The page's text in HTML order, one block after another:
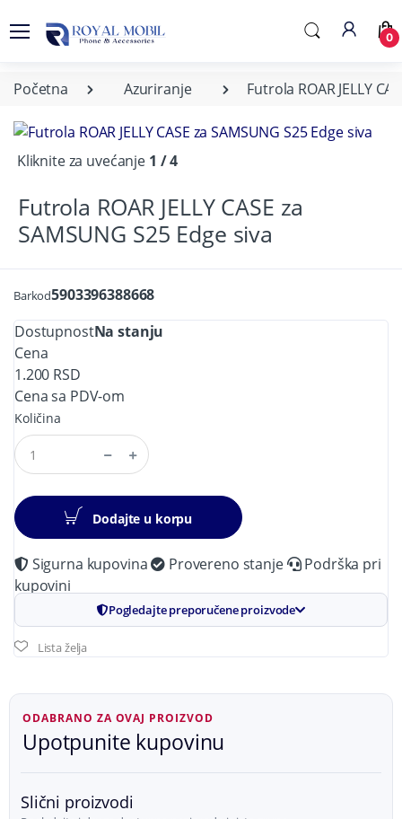
0
Početna Azuriranje Futrola ROAR JELLY
Kliknite za uvećanje 1 / 4
Futrola ROAR JELLY CASE za
SAMSUNG S25 Edge siva
Barkod5903396388668
DostupnostNa stanju
Cena
1.200 RSD
Cena sa PDV-om
Količina
Dodajte u korpu
Sigurna kupovina Provereno stanje
Podrška pri
kupovini
Pogledajte preporučene proizvode
Lista želja
ODABRANO ZA OVAJ PROIZVOD
Upotpunite kupovinu
Slični proizvodi